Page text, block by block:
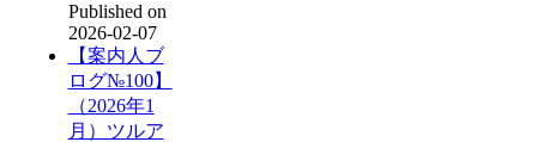
Published on
2026-02-07
【案内人ブ
ログ№100】
（2026年1
月）ツルア